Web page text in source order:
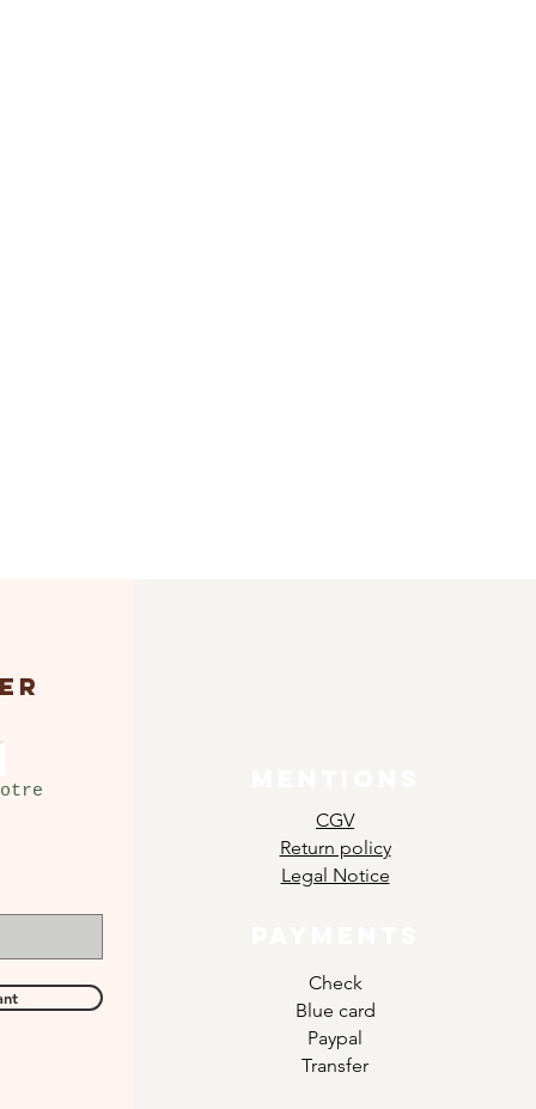
CGV
Return policy
Legal Notice
Check
Blue card
Paypal
Transfer